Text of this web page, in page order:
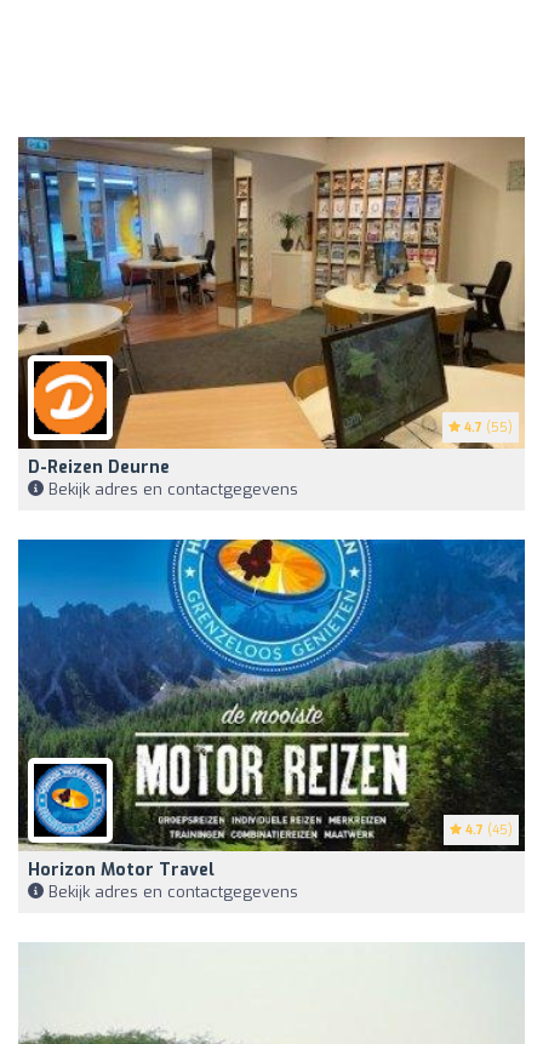
4.7 (55)
D-Reizen Deurne
Bekijk adres en contactgegevens
4.7 (45)
Horizon Motor Travel
Bekijk adres en contactgegevens